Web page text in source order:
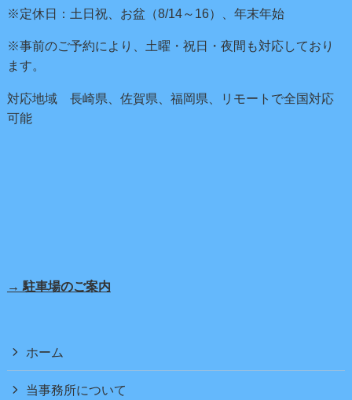
※定休日：土日祝、お盆（8/14～16）、年末年始
※事前のご予約により、土曜・祝日・夜間も対応しており
ます。
対応地域 長崎県、佐賀県、福岡県、リモートで全国対応
可能
→ 駐車場のご案内
ホーム
当事務所について